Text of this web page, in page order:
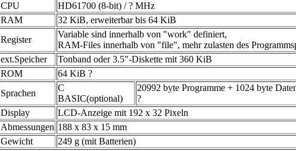
CPU
HD61700 (8-bit) / ? MHz
RAM
32 KiB, erweiterbar bis 64 KiB
Register
Variable sind innerhalb von "work" definiert,
RAM-Files innerhalb von "file", mehr zulasten des
ext.Speicher
Tonband oder 3.5"-Diskette mit 360 KiB
ROM
64 KiB ?
Sprachen
C
BASIC(optional)
20992 byte Programme + 1024 byte
?
Display
LCD-Anzeige mit 192 x 32 Pixeln
Abmessungen 188 x 83 x 15 mm
Gewicht
249 g (mit Batterien)